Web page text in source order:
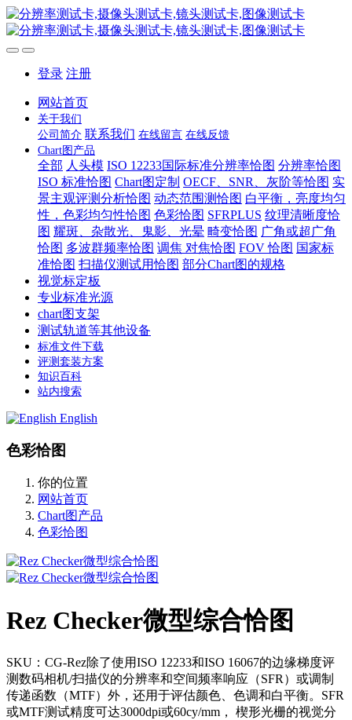
登录 注册
网站首页
关于我们
公司简介 联系我们 在线留言 在线反馈
Chart图产品
全部 人头模 ISO 12233国际标准分辨率恰图 分辨率恰图
ISO 标准恰图 Chart图定制 OECF、SNR、灰阶等恰图 实
景主观评测分析恰图 动态范围测恰图 白平衡，亮度均匀
性，色彩均匀性恰图 色彩恰图 SFRPLUS 纹理清晰度恰
图 耀斑、杂散光、鬼影、光晕 畸变恰图 广角或超广角
恰图 多波群频率恰图 调焦 对焦恰图 FOV 恰图 国家标
准恰图 扫描仪测试用恰图 部分Chart图的规格
视觉标定板
专业标准光源
chart图支架
测试轨道等其他设备
标准文件下载
评测套装方案
知识百科
站内搜索
English
色彩恰图
你的位置
网站首页
Chart图产品
色彩恰图
Rez Checker微型综合恰图
SKU：CG-Rez除了使用ISO 12233和ISO 16067的边缘梯度评
测数码相机/扫描仪的分辨率和空间频率响应（SFR）或调制
传递函数（MTF）外，还用于评估颜色、色调和白平衡。SFR
或MTF测试精度可达3000dpi或60cy/mm， 楔形光栅的视觉分